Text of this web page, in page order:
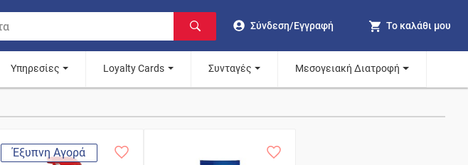
Σύνδεση/Εγγραφή Το καλάθι μου
Υπηρεσίες Loyalty Cards Συνταγές Μεσογειακή Διατροφή
Έξυπνη Αγορά